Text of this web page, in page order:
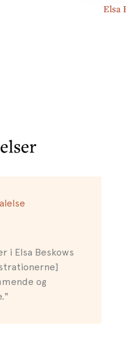
Elsa
i Elsa Beskows
og